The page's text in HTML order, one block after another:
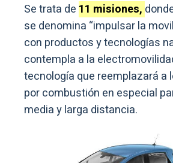
Se trata de 11 misiones,
se denomina “impulsar la
con productos y tecnologías
contempla a la
tecnología que reemplazará a
por combustión en especial
media y larga distancia.